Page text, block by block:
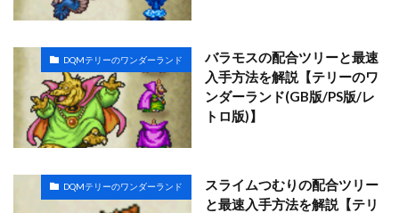
DQMテリーのワンダーランド
バラモスの配合ツリーと最速
入手方法を解説【テリーのワ
ンダーランド(GB版/PS版/レ
トロ版)】
DQMテリーのワンダーランド
スライムつむりの配合ツリー
と最速入手方法を解説【テリ